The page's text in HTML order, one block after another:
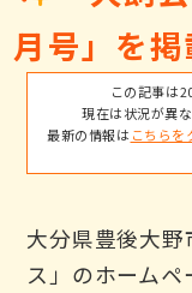
月号」を掲
この記事は
現在は状況が異
最新の情報は こちらを
大分県豊後大
ス」のホーム